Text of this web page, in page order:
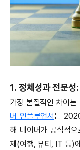
1. 정체성과 전문
가장 본질적인 차이는
버 인플루언서는
해 네이버가 공식적
제(여행, 뷰티, IT 등)